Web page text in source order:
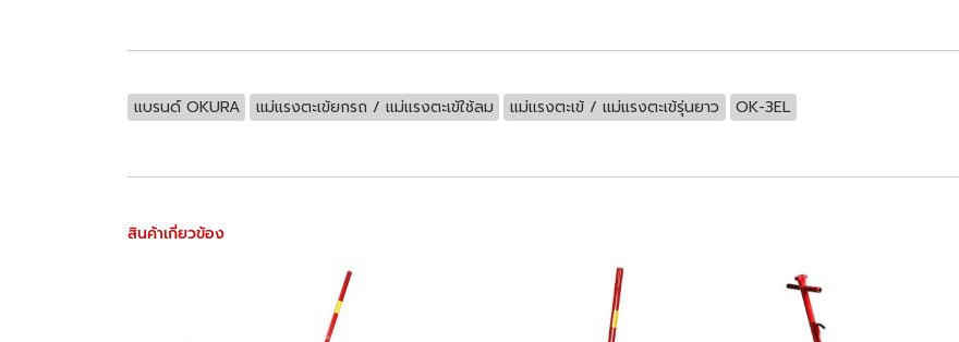
แบรนด์ OKURA แม่แรงตะเข้ยกรถ / แม่แรงตะเข้ใช้ลม แม่แรงตะเข้ / แม่แรงตะเข้รุ่นยาว OK-3EL
สินค้าเกี่ยวข้อง